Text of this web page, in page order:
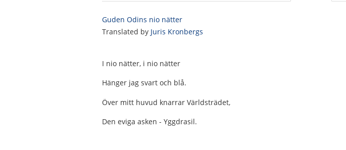
Guden Odins nio nätter
Translated by Juris Kronbergs
I nio nätter, i nio nätter
Hänger jag svart och blå.
Över mitt huvud knarrar Världsträdet,
Den eviga asken - Yggdrasil.